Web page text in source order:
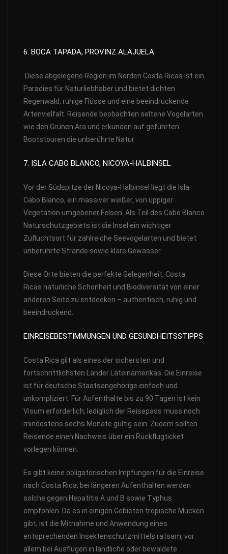
6. BOCA TAPADA, PROVINZ ALAJUELA
Diese abgelegene Region im Norden Costa Ricas ist ein
Paradies für Naturliebhaber und bietet dichten
Regenwald, ruhige Flüsse und eine beeindruckende
Artenvielfalt. Reisende beobachten seltene Vogelarten
wie den Grünen Ara und erkunden auf geführten
Bootstouren die unberührte Natur
7. ISLA CABO BLANCO, NICOYA-HALBINSEL
Vor der Südspitze der Nicoya-Halbinsel liegt die Isla
Cabo Blanco, ein massiver weißer, von üppiger
Vegetation umgebener Felsen. Als Teil des Cabo Blanco
Naturschutzgebiets ist die Insel ein wichtiger
Zufluchtsort für zahlreiche Seevogelarten und bietet
unberührte Strände sowie klare Gewässer.
Diese Orte bieten die perfekte Gelegenheit, Costa
Ricas natürliche Schönheit und Biodiversität von einer
anderen Seite zu entdecken – authentisch, ruhig und
beeindruckend.
EINREISEBESTIMMUNGEN UND GESUNDHEITSSTIPPS
Costa Rica gilt als eines der sichersten und
fortschrittlichsten Länder Lateinamerikas. Die Einreise
ist für deutsche Staatsangehörige einfach und
unkompliziert: Für Aufenthalte bis zu 90 Tagen ist kein
Visum erforderlich, lediglich der Reisepass muss noch
mindestens sechs Monate gültig sein. Zudem sollten
Reisende einen Nachweis über ein Rückflugticket
vorlegen können.
Es gibt keine obligatorischen Impfungen für die Einreise
nach Costa Rica, bei längeren Aufenthalten werden
solche gegen Hepatitis A und B sowie Typhus
empfohlen. Da es in einigen Gebieten tropische Mücken
gibt, ist die Mitnahme und Anwendung eines
entsprechenden Insektenschutzmittels ratsam, vor
allem bei Ausflügen in ländliche oder bewaldete